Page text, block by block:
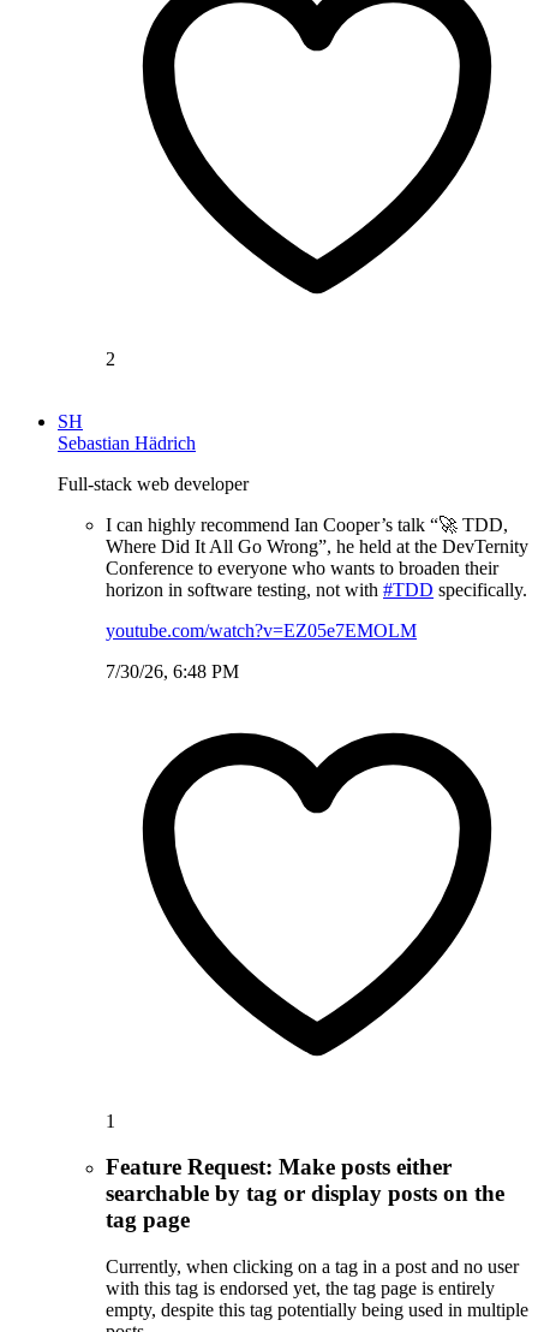
2
SH
Sebastian Hädrich
Full-stack web developer
I can highly recommend Ian Cooper’s talk “🚀 TDD,
Where Did It All Go Wrong”, he held at the DevTernity
Conference to everyone who wants to broaden their
horizon in software testing, not with #TDD specifically.
youtube.com/watch?v=EZ05e7EMOLM
7/30/26, 6:48 PM
1
Feature Request: Make posts either
searchable by tag or display posts on the
tag page
Currently, when clicking on a tag in a post and no user
with this tag is endorsed yet, the tag page is entirely
empty, despite this tag potentially being used in multiple